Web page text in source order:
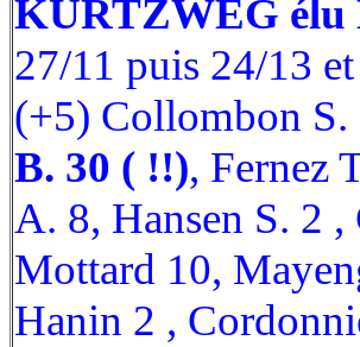
KURTZWEG élu
27/11 puis 24/13
(+5) Collombon S.
B. 30 ( !!), Fernez
A. 8, Hansen S. 2
Mottard 10,
Hanin 2 ,